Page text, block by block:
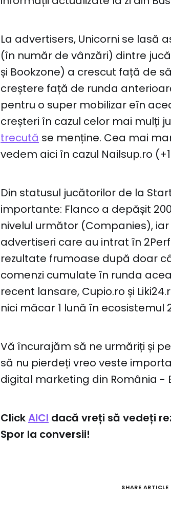
La advertisers, Unicorni se lasă
(în număr de vânzări) dintre
și Bookzone) a crescut față de
creștere față de runda
pentru o super mobilizar eîn
creșteri în cazul celor mai mulți
trecută se menține. Cea mai
vedem aici în cazul Nailsup.ro
Din statusul jucătorilor de la
importante: Flanco a depășit
nivelul următor (Companies),
advertiseri care au intrat în
rezultate frumoase după doar
comenzi cumulate în runda
recent lansare, Cupio.ro și
nici măcar 1 lună în ecosistemul
Vă încurajăm să ne urmăriți și pe
să nu pierdeți vreo veste
digital marketing din România -
ClickAICI dacă vreți să vedeți
Spor la conversii!
SHARE ARTICLE